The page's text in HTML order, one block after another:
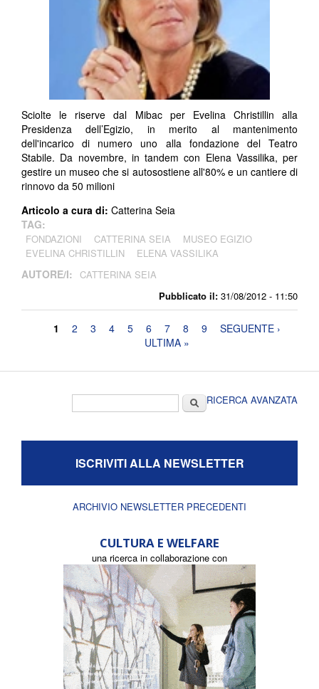
Pubblicato il: 31/08/2012 - 11:50
Sciolte le riserve dal Mibac per Evelina Christillin alla
Presidenza dell’Egizio, in merito al mantenimento
dell'incarico di numero uno alla fondazione del Teatro
Stabile. Da novembre, in tandem con Elena Vassilika, per
gestire un museo che si autosostiene all'80% e un cantiere di
rinnovo da 50 milioni
Articolo a cura di: Catterina Seia
TAG:
FONDAZIONI CATTERINA SEIA
MUSEO EGIZIO
EVELINA CHRISTILLIN
ELENA VASSILIKA
AUTORE/I: CATTERINA SEIA
Pagine
1 2 3 4 5 6 7 8 9
SEGUENTE ›
ULTIMA »
CercaRICERCA AVANZATA
ISCRIVITI ALLA NEWSLETTER
ARCHIVIO NEWSLETTER PRECEDENTI
CULTURA E WELFARE
una ricerca in collaborazione con